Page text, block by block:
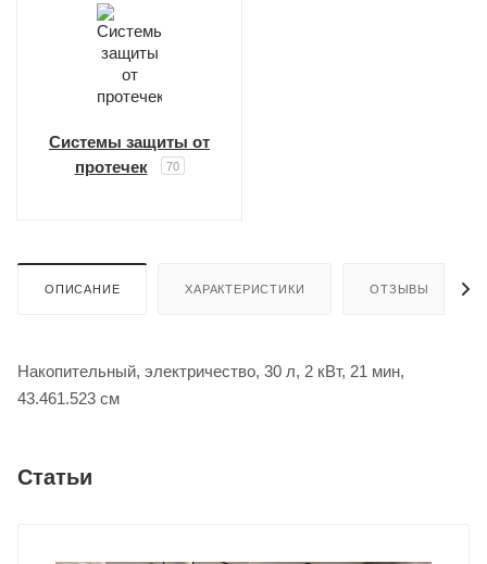
Системы защиты от
протечек
70
ОПИСАНИЕ ХАРАКТЕРИСТИКИ ОТЗЫВЫ
Накопительный, электричество, 30 л, 2 кВт, 21 мин,
43.461.523 см
Статьи